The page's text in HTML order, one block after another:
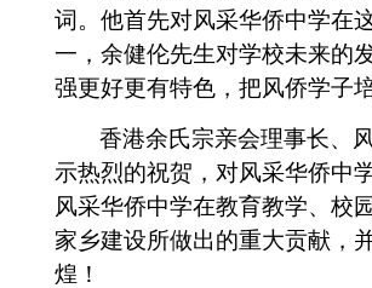
词。他首先对风采华侨中学在
一，余健伦先生对学校未来的
强更好更有特色，把风侨学子
香港余氏宗亲会理事长、
示热烈的祝贺，对风采华侨中
风采华侨中学在教育教学、校
家乡建设所做出的重大贡献，
煌！